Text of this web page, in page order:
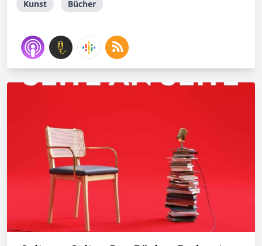
Kunst Bücher